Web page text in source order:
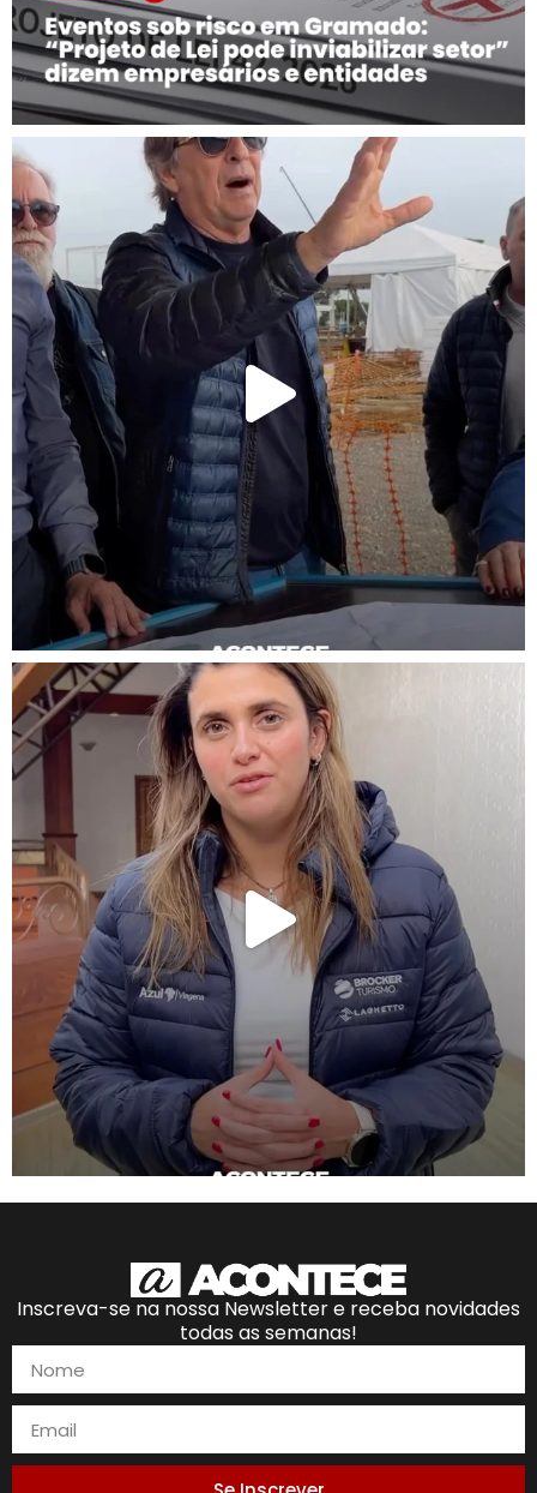
Inscreva-se na nossa Newsletter e receba novidades
todas as semanas!